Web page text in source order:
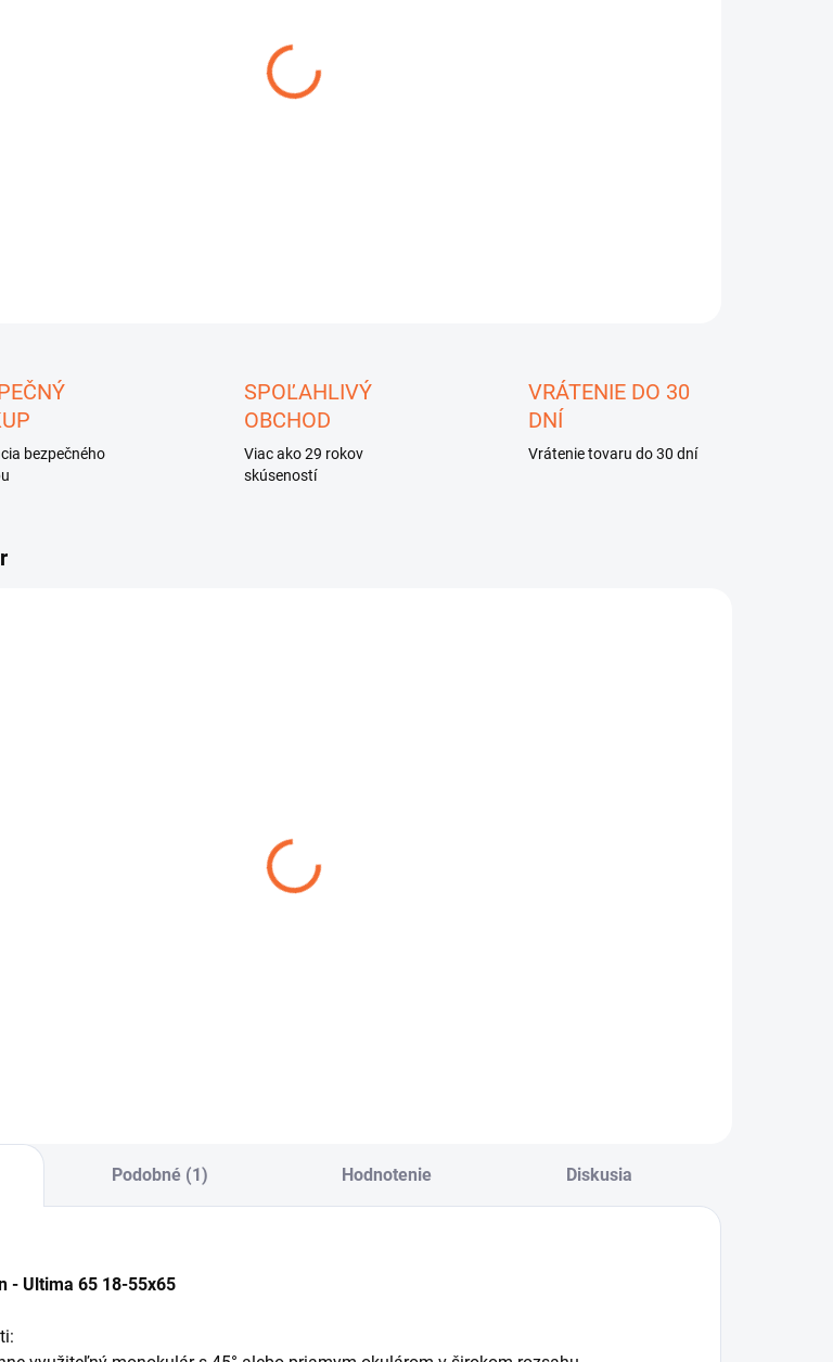
bezpečného
SPOĽAHLIVÝ
OBCHOD
Viac ako 29 rokov
skúseností
VRÁTENIE DO 30
DNÍ
Vrátenie tovaru do 30 dní
s
Podobné (1) Hodnotenie Diskusia
- Ultima 65 18-55x65